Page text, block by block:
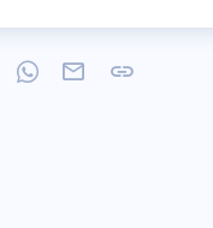
PinterestWhatsAppЭлектронная